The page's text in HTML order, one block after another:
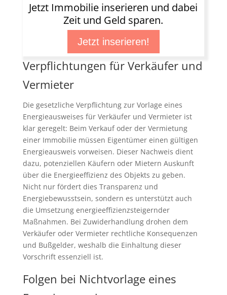
Jetzt Immobilie inserieren und dabei
Zeit und Geld sparen.
Jetzt inserieren!
Verpflichtungen für Verkäufer und
Vermieter
Die gesetzliche Verpflichtung zur Vorlage eines
Energieausweises für Verkäufer und Vermieter ist
klar geregelt: Beim Verkauf oder der Vermietung
einer Immobilie müssen Eigentümer einen gültigen
Energieausweis vorweisen. Dieser Nachweis dient
dazu, potenziellen Käufern oder Mietern Auskunft
über die Energieeffizienz des Objekts zu geben.
Nicht nur fördert dies Transparenz und
Energiebewusstsein, sondern es unterstützt auch
die Umsetzung energieeffizienzsteigernder
Maßnahmen. Bei Zuwiderhandlung drohen dem
Verkäufer oder Vermieter rechtliche Konsequenzen
und Bußgelder, weshalb die Einhaltung dieser
Vorschrift essenziell ist.
Folgen bei Nichtvorlage eines